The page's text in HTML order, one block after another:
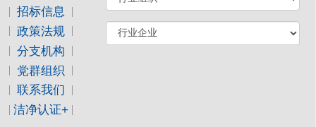
招标信息
政策法规
分支机构
党群组织
联系我们
洁净认证+